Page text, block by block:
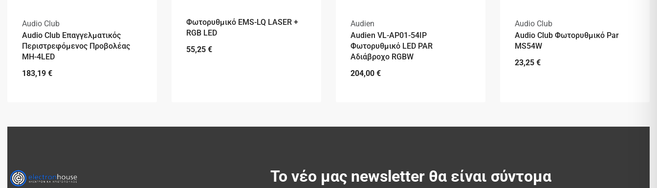
Audio Club
Audio Club Επαγγελματικός
Περιστρεφόμενος Προβολέας
MH-4LED
183,19 €
Φωτορυθμικό EMS-LQ LASER +
RGB LED
55,25 €
Audien
Audien VL-AP01-54IP
Φωτορυθμικό LED PAR
Αδιάβροχο RGBW
204,00 €
Audio Club
Audio Club Φωτορυθμικό Par
MS54W
23,25 €
Το νέο μας newsletter θα είναι σύντομα